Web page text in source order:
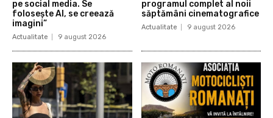
pe social media. Se
folosește AI, se creează
imagini”
Actualitate 9 august 2026
programul complet al noii
săptămâni cinematografice
Actualitate 9 august 2026